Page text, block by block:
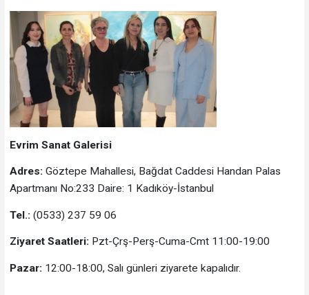
Evrim Sanat Galerisi
Adres: Göztepe Mahallesi, Bağdat Caddesi Handan Palas
Apartmanı No:233 Daire: 1 Kadıköy-İstanbul
Tel.: (0533) 237 59 06
Ziyaret Saatleri: Pzt-Çrş-Perş-Cuma-Cmt 11:00-19:00
Pazar: 12:00-18:00, Salı günleri ziyarete kapalıdır.